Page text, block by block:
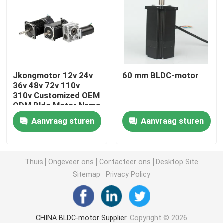
Hybride stappenmotor
lineaire stepper motor
Aangepaste stepper motor
Stepper Motor met Rem
Brushless gelijkstroom-Motorbestuurder
Jkongmotor 12v 24v
36v 48v 72v 110v
310v Customized OEM
ODM Bldc Motor Nema
17 23 34 Brushless Dc
Motor Fabrikanten
Aanvraag sturen
60 mm BLDC-motor
Aanvraag sturen
Thuis Ongeveer ons Contacteer ons
Desktop Site
Sitemap
Privacy Policy
CHINA BLDC-motor Supplier. Copyright © 2026